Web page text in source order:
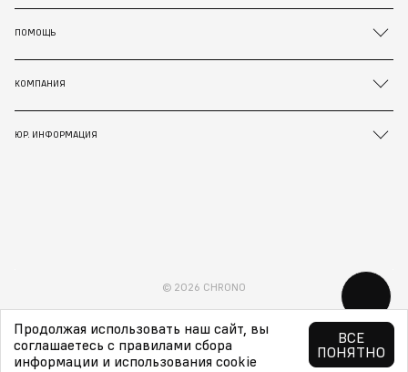
ПОМОЩЬ
КОМПАНИЯ
ЮР. ИНФОРМАЦИЯ
© 2026 CHRONO
Продолжая использовать наш сайт, вы
соглашаетесь с правилами сбора
информации и использования cookie
ВСЕ
ПОНЯТНО